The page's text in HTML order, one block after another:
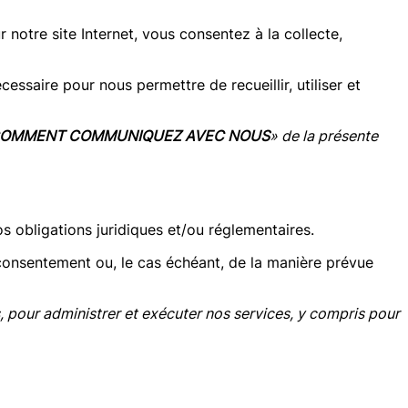
notre site Internet, vous consentez à la collecte,
pour nous permettre de recueillir, utiliser et
COMMUNIQUEZ AVEC NOUS» de la présente
obligations juridiques et/ou réglementaires.
ou, le cas échéant, de la manière prévue
administrer et exécuter nos services, y compris pour